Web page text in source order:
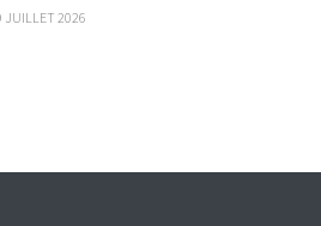
JUILLET 2026